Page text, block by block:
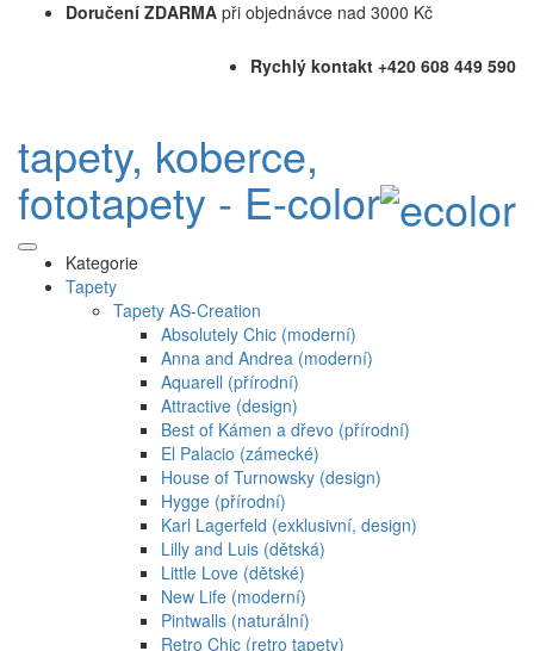
Doručení ZDARMA při objednávce nad 3000 Kč
Rychlý kontakt +420 608 449 590
tapety, koberce,
fototapety - E-color
Kategorie
Tapety
Tapety AS-Creation
Absolutely Chic (moderní)
Anna and Andrea (moderní)
Aquarell (přírodní)
Attractive (design)
Best of Kámen a dřevo (přírodní)
El Palacio (zámecké)
House of Turnowsky (design)
Hygge (přírodní)
Karl Lagerfeld (exklusivní, design)
Lilly and Luis (dětská)
Little Love (dětské)
New Life (moderní)
Pintwalls (naturální)
Retro Chic (retro tapety)